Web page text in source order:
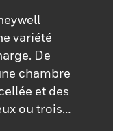
variété
De
chambre
et des
ou trois